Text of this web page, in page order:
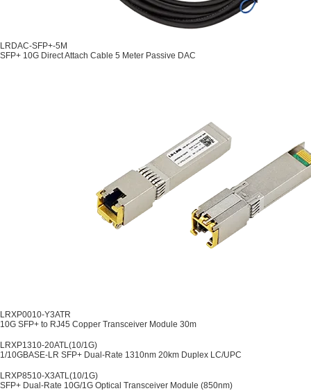
LRDAC-SFP+-5M
SFP+ 10G Direct Attach Cable 5 Meter Passive DAC
LRXP0010-Y3ATR
10G SFP+ to RJ45 Copper Transceiver Module 30m
LRXP1310-20ATL(10/1G)
1/10GBASE-LR SFP+ Dual-Rate 1310nm 20km Duplex LC/UPC
LRXP8510-X3ATL(10/1G)
SFP+ Dual-Rate 10G/1G Optical Transceiver Module (850nm)